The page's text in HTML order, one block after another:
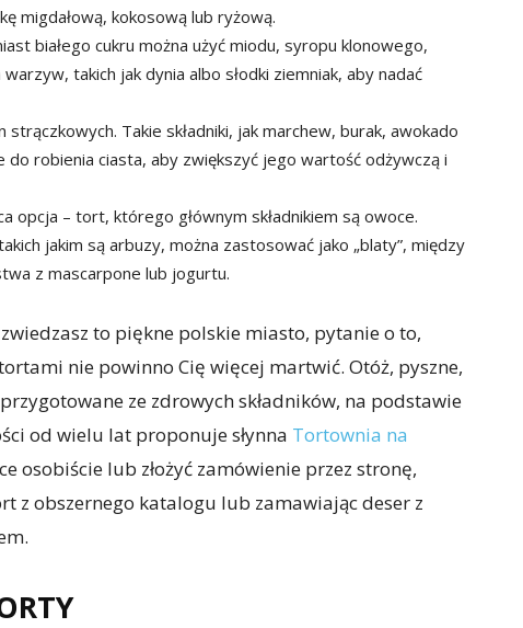
migdałową, kokosową lub ryżową.
białego cukru można użyć miodu, syropu klonowego,
takich jak dynia albo słodki ziemniak, aby nadać
Takie składniki, jak marchew, burak, awokado
do robienia ciasta, aby zwiększyć jego wartość odżywczą i
opcja – tort, którego głównym składnikiem są owoce.
jakim są arbuzy, można zastosować jako „blaty”, między
z mascarpone lub jogurtu.
to piękne polskie miasto, pytanie o to,
nie powinno Cię więcej martwić. Otóż, pyszne,
ze zdrowych składników, na podstawie
od wielu lat proponuje słynna Tortownia na
osobiście lub złożyć zamówienie przez stronę,
z obszernego katalogu lub zamawiając deser z